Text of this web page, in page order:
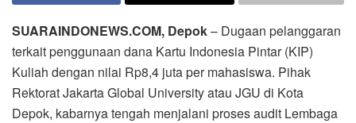
SUARAINDONEWS.COM, Depok– Dugaan pelanggaran
terkait penggunaan dana Kartu Indonesia Pintar (KIP)
Kuliah dengan nilai Rp8,4 juta per mahasiswa. Pihak
Rektorat Jakarta Global University atau JGU di Kota
Depok, kabarnya tengah menjalani proses audit Lembaga